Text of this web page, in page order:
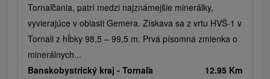
Tornaľčania, patrí medzi najznámejšie minerálky,
vyvierajúce v oblasti Gemera. Získava sa z vrtu HVŠ-1 v
Tornali z hĺbky 98,5 – 99,5 m. Prvá písomná zmienka o
minerálnych...
Banskobystrický kraj - Tornaľa 12.95 Km